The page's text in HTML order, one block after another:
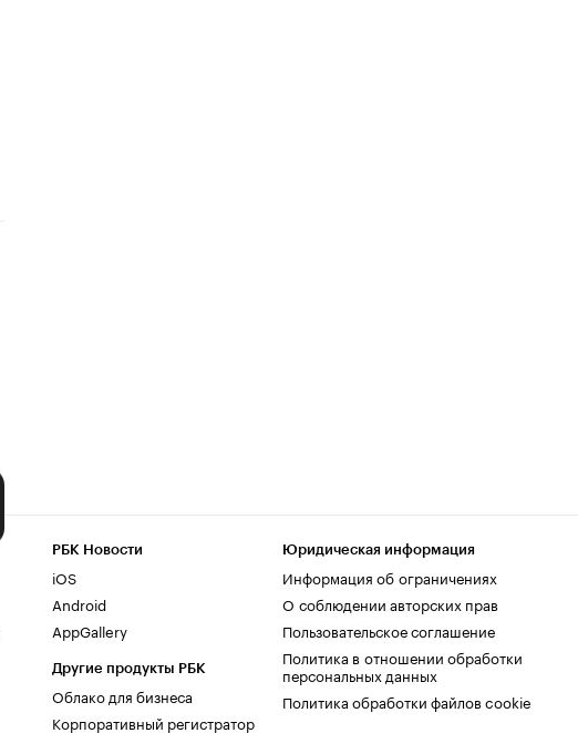
РБК Новости
iOS
Android
AppGallery
Другие продукты РБК
Облако для бизнеса
Корпоративный регистратор
Юридическая информация
Информация об ограничениях
О соблюдении авторских прав
Пользовательское соглашение
Политика в отношении обработки
персональных данных
Политика обработки файлов cookie